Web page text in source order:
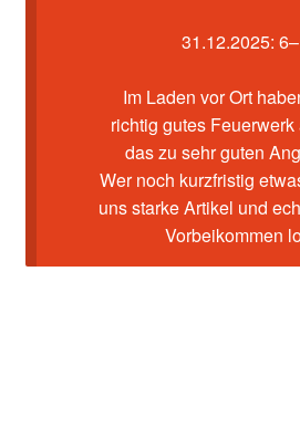
31.12.2025:
Im Laden vor Ort
richtig gutes
das zu sehr guten
Wer noch kurzfristig
uns starke Artikel und
Vorbeikommen